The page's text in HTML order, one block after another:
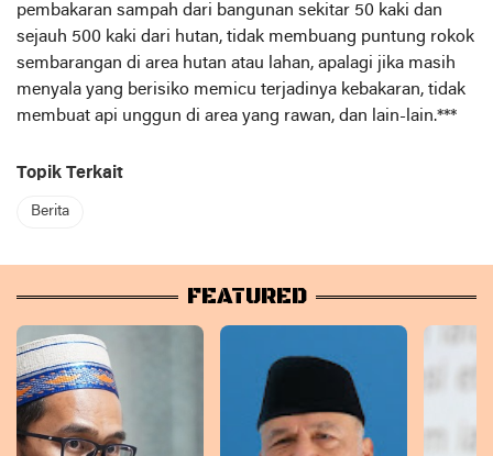
pembakaran sampah dari bangunan sekitar 50 kaki dan
sejauh 500 kaki dari hutan, tidak membuang puntung rokok
sembarangan di area hutan atau lahan, apalagi jika masih
menyala yang berisiko memicu terjadinya kebakaran, tidak
membuat api unggun di area yang rawan, dan lain-lain.***
Topik Terkait
Berita
FEATURED